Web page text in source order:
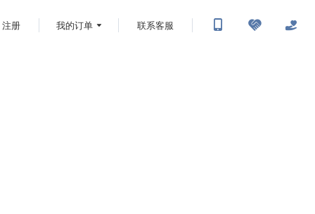
注册 我的订单 联系客服